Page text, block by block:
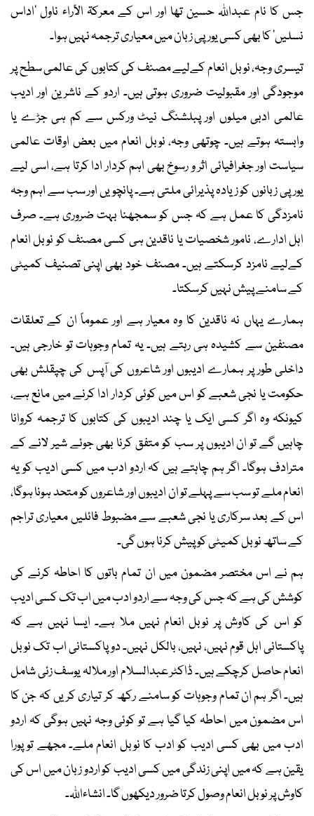
جس کا نام عبداللہ حسین تھا اور اس کے معرکۃ الآراء ناول ’اداس
نسلیں‘ کا بھی کسی یورپی زبان میں معیاری ترجمہ نہیں ہوا۔
تیسری وجہ، نوبل انعام کےلیے مصنف کی کتابوں کی عالمی سطح پر
موجودگی اور مقبولیت ضروری ہوتی ہیں۔ اردو کے ناشرین اور ادیب
عالمی ادبی میلوں اور پبلشنگ نیٹ ورکس سے کم ہی جڑے یا
وابستہ ہوتے ہیں۔ چوتھی وجہ، نوبل انعام میں بعض اوقات عالمی
سیاست اور جغرافیائی اثر و رسوخ بھی اہم کردار ادا کرتا ہے، اسی لیے
یورپی زبانوں کو زیادہ پذیرائی ملتی ہے۔ پانچویں اور سب سے اہم وجہ
نامزدگی کا عمل ہے کہ جس کو سمجھنا بہت ضروری ہے۔ صرف
اہل ادارے، نامور شخصیات یا ناقدین ہی کسی مصنف کو نوبل انعام
کےلیے نامزد کرسکتے ہیں۔ مصنف خود بھی اپنی تصنیف کمیٹی
کے سامنے پیش نہیں کرسکتا۔
ہمارے یہاں نہ ناقدین کا وہ معیار ہے اور عموماً ان کے تعلقات
مصنفین سے کشیدہ ہی رہتے ہیں۔ یہ تمام وجوہات تو خارجی ہیں۔
داخلی طور پر ہمارے ادیبوں اور شاعروں کی آپس کی چپقلش بھی
حکومت یا نجی شعبے کو اس میں کوئی کردار ادا کرنے میں مانع ہے،
کیونکہ وہ اگر کسی ایک یا چند ادیبوں کی کتابوں کا ترجمہ کروانا
چاہیں گے تو ان ادیبوں پر سب کو متفق کرنا بھی جوئے شیر لانے کے
مترادف ہوگا۔ اگر ہم چاہتے ہیں کہ اردو ادب میں کسی ادیب کو یہ
انعام ملے تو سب سے پہلے تو ان ادیبوں اور شاعروں کو متحد ہونا ہوگا،
اس کے بعد سرکاری یا نجی شعبے سے مضبوط فائلیں معیاری تراجم
کے ساتھ نوبل کمیٹی کو پیش کرنا ہوں گی۔
ہم نے اس مختصر مضمون میں ان تمام باتوں کا احاطہ کرنے کی
کوشش کی ہے کہ جس کی وجہ سے اردو ادب میں اب تک کسی ادیب
کو اس کی کاوش پر نوبل انعام نہیں ملا ہے۔ ایسا نہیں ہے کہ
پاکستانی اہل قوم نہیں، نہیں، بالکل نہیں۔ دو پاکستانی اب تک نوبل
انعام حاصل کرچکے ہیں۔ ڈاکٹر عبدالسلام اور ملالہ یوسف زئی شامل
ہیں۔ اگر ہم ان تمام وجوہات کو سامنے رکھ کر تیاری کریں کہ جن کا
اس مضمون میں احاطہ کیا گیا ہے تو کوئی وجہ نہیں ہوگی کہ اردو
ادب میں بھی کسی ادیب کو ادب کا نوبل انعام ملے۔ مجھے تو پورا
یقین ہے کہ میں اپنی زندگی میں کسی ادیب کو اردو زبان میں اس کی
کاوش پر نوبل انعام وصول کرتا ضرور دیکھوں گا۔ انشاءاللہ۔